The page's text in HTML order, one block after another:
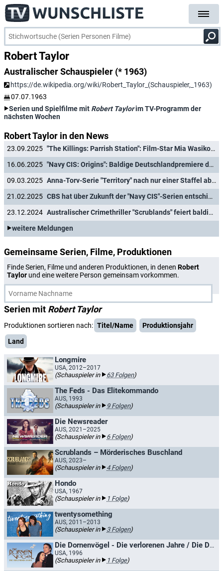
Robert Taylor
Australischer Schauspieler (* 1963)
https://de.wikipedia.org/wiki/Robert_Taylor_(Schauspieler,_1963)
07.07.1963
Serien und Spielfilme mit Robert Taylorim TV-Programm der
nächsten Wochen
Robert Taylor in den News
23.09.2025
"The Killings: Parrish Station": Film-Star Mia Wasikowska ("Alice in Wonderland") führt neue Krimiserie an
16.06.2025
"Navy CIS: Origins": Baldige Deutschlandpremiere der Prequel-Serie in Sicht
09.03.2025
Anna-Torv-Serie "Territory" nach nur einer Staffel abgesetzt
21.02.2025
CBS hat über Zukunft der "Navy CIS"-Serien entschieden
23.12.2024
Australischer Crimethriller "Scrublands" feiert baldige Deutschlandpremiere
weitere Meldungen
Gemeinsame Serien, Filme, Produktionen
Finde Serien, Filme und anderen Produktionen, in denen Robert
Taylor und eine weitere Person gemeinsam vorkommen.
Serien mit Robert Taylor
Produktionen sortieren nach: Titel/Name
Produktionsjahr
Land
Longmire
USA, 2012–2017
(Schauspieler in 63 Folgen)
The Feds - Das Elitekommando
AUS, 1993
(Schauspieler in 9 Folgen)
Die Newsreader
AUS, 2021–2025
(Schauspieler in 6 Folgen)
Scrublands – Mörderisches Buschland
AUS, 2023–
(Schauspieler in 4 Folgen)
Hondo
USA, 1967
(Schauspieler in 1 Folge)
twentysomething
AUS, 2011–2013
(Schauspieler in 3 Folgen)
Die Dornenvögel - Die verlorenen Jahre / Die Dornenvögel - Die fehlenden Jahre
USA, 1996
(Schauspieler in 1 Folge)